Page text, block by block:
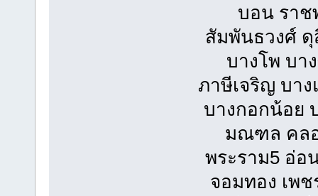
บอน ราช
สัมพันธวงศ์
บางโพ บา
ภาษีเจริญ บา
บางกอกน้อย
มณฑล คลอ
พระราม5 อ่อ
จอมทอง เพ